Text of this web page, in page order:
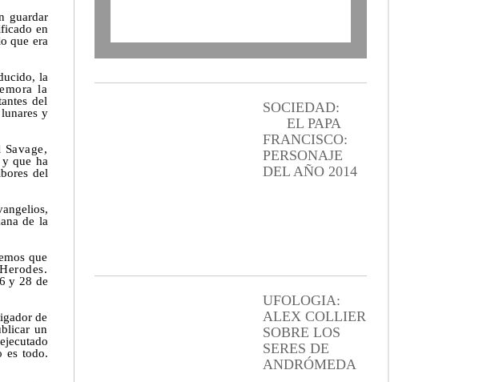
guardar
en
que era
la
la
del
y
y que ha
del
de la
que
y 28 de
de
un
es todo.
SOCIEDAD:
EL PAPA
FRANCISCO:
PERSONAJE
DEL AÑO 2014
UFOLOGIA:
ALEX COLLIER
SOBRE LOS
SERES DE
ANDRÓMEDA